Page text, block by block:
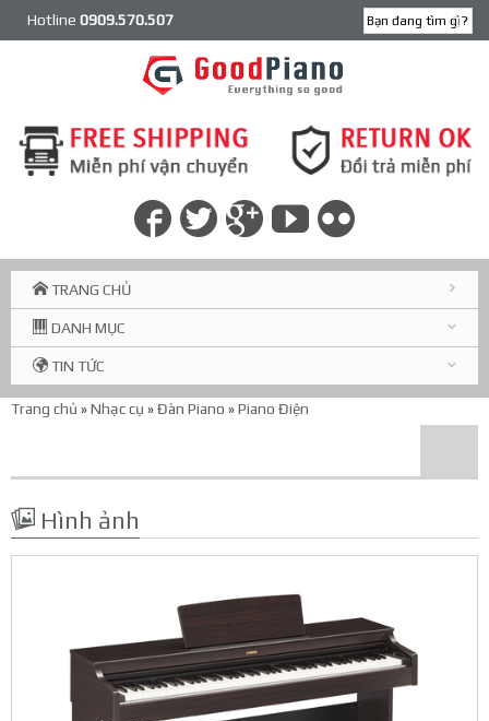
Hotline 0909.570.507
TRANG CHỦ
DANH MỤC
TIN TỨC
Trang chủ »Nhạc cụ »Đàn Piano »Piano Điện
Hình ảnh